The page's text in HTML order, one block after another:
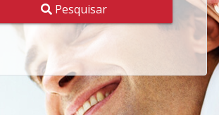
Pesquisar